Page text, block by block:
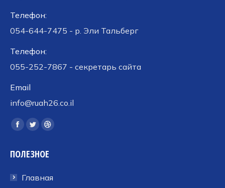
Телефон:
054-644-7475 - р. Эли Тальберг
Телефон:
055-252-7867 - секретарь сайта
Email
info@ruah26.co.il
Ищите нас:
Страница
открывается
новом
Страница
открывается
новом
Страница
открывается
новом
ПОЛЕЗНОЕ
Главная